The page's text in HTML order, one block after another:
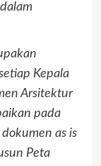
Kepala
Arsitektur
pada
as is
Peta